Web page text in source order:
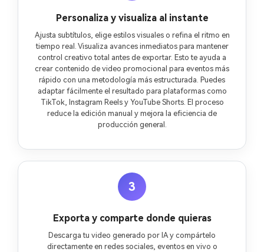
Personaliza y visualiza al instante
Ajusta subtítulos, elige estilos visuales o refina el ritmo en
tiempo real. Visualiza avances inmediatos para mantener
control creativo total antes de exportar. Esto te ayuda a
crear contenido de video promocional para eventos más
rápido con una metodología más estructurada. Puedes
adaptar fácilmente el resultado para plataformas como
TikTok, Instagram Reels y YouTube Shorts. El proceso
reduce la edición manual y mejora la eficiencia de
producción general.
3
Exporta y comparte donde quieras
Descarga tu video generado por IA y compártelo
directamente en redes sociales, eventos en vivo o